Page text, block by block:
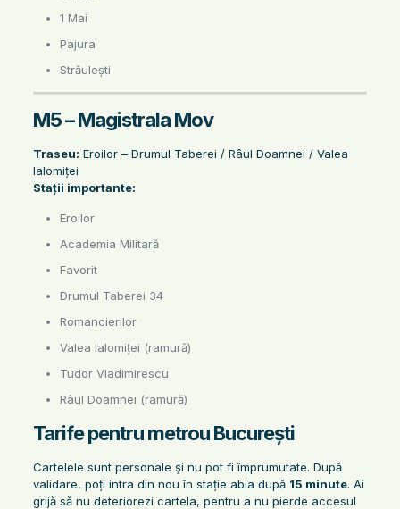
1 Mai
Pajura
Străulești
M5 – Magistrala Mov
Traseu: Eroilor – Drumul Taberei / Râul Doamnei / Valea
Ialomiței
Stații importante:
Eroilor
Academia Militară
Favorit
Drumul Taberei 34
Romancierilor
Valea Ialomiței (ramură)
Tudor Vladimirescu
Râul Doamnei (ramură)
Tarife pentru metrou București
Cartelele sunt personale și nu pot fi împrumutate. După
validare, poți intra din nou în stație abia după 15 minute. Ai
grijă să nu deteriorezi cartela, pentru a nu pierde accesul